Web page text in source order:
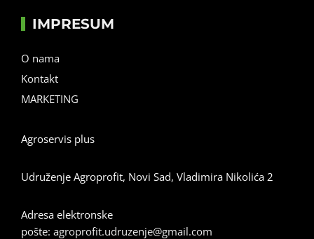
IMPRESUM
O nama
Kontakt
MARKETING
Agroservis plus
Udruženje Agroprofit, Novi Sad, Vladimira Nikolića 2
Adresa elektronske
pošte: agroprofit.udruzenje@gmail.com